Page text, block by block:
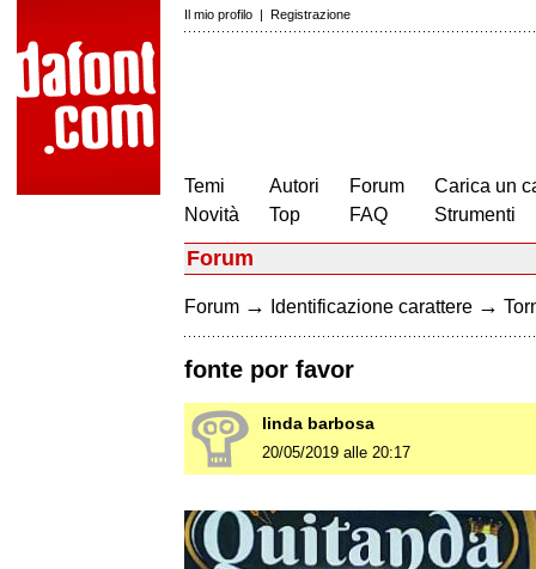
Il mio profilo | Registrazione
Temi
Novità
Autori
Top
Forum
FAQ
Carica un
Strumenti
Forum
Forum → Identificazione carattere →
fonte por favor
linda barbosa
20/05/2019 alle 20:17